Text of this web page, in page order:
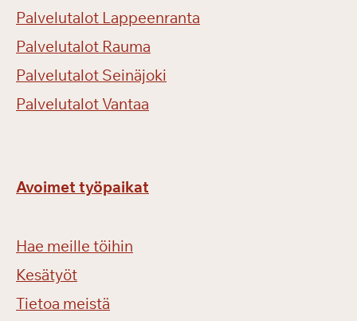
Palvelutalot Lappeenranta
Palvelutalot Rauma
Palvelutalot Seinäjoki
Palvelutalot Vantaa
Avoimet työpaikat
Hae meille töihin
Kesätyöt
Tietoa meistä